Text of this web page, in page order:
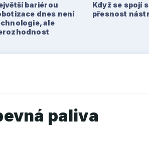
bariérou
dnes není
ale
Když se spojí
přesnost
paliva